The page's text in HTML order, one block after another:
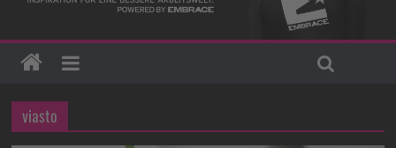
viasto